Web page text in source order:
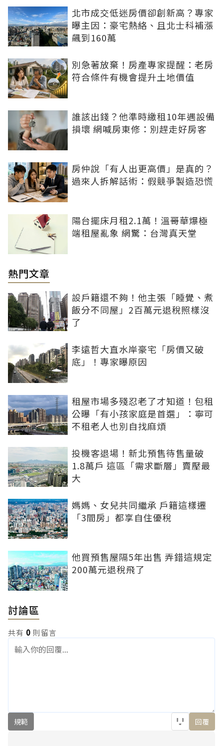
北市成交低迷房價卻創新高？專家
曝主因：豪宅熱絡、且北士科補漲
飆到160萬
別急著放棄！房產專家提醒：老房
符合條件有機會提升土地價值
誰該出錢？他準時繳租10年遇設備
損壞 網喊房東修：別趕走好房客
房仲說「有人出更高價」是真的？
過來人拆解話術：假競爭製造恐慌
陽台擺床月租2.1萬！溫哥華爆極
端租屋亂象 網驚：台灣真天堂
熱門文章
設戶籍還不夠！他主張「睡覺、煮
飯分不同屋」2百萬元退稅照樣沒
了
李遠哲大直水岸豪宅「房價又破
底」！專家曝原因
租屋市場多殘忍老了才知道！包租
公曝「有小孩家庭是首選」：寧可
不租老人也別自找麻煩
投機客退場！新北預售待售量破
1.8萬戶 這區「需求斷層」賣壓最
大
媽媽、女兒共同繼承 戶籍這樣遷
「3間房」都享自住優稅
他買預售屋隔5年出售 弄錯這規定
200萬元退稅飛了
討論區
共有 0 則留言
規範 回覆